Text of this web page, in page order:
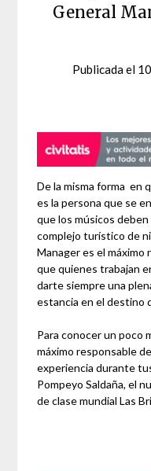
General
Publicada el
De la misma forma en
es la persona que se
que los músicos
complejo turístico de
Manager es el máximo
que quienes trabajan
darte siempre una
estancia en el destino
Para conocer un poco
máximo responsable
experiencia durante
Pompeyo Saldaña, el
de clase mundial Las